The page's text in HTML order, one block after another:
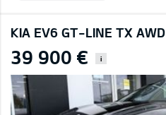
KIA EV6 GT-LINE TX AWD
39 900 € i